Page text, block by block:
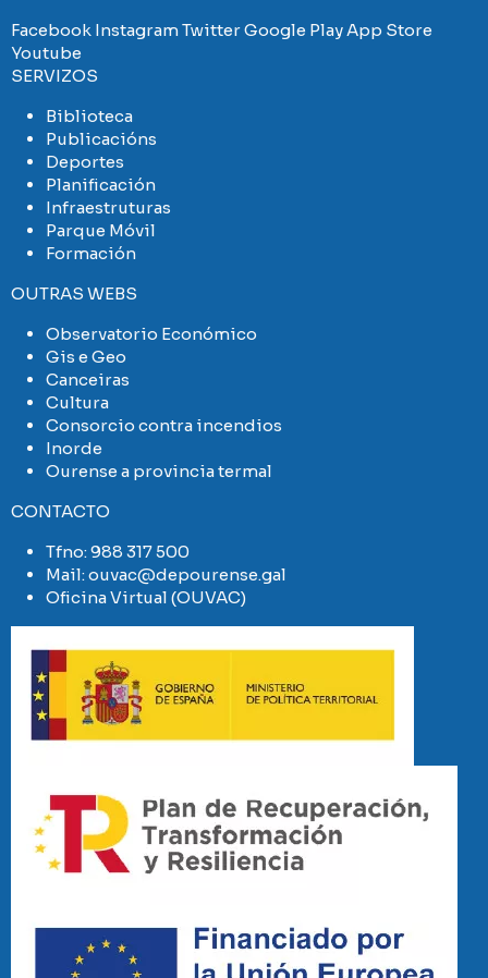
Facebook InstagramTwitterGoogle PlayApp Store
Youtube
SERVIZOS
Biblioteca
Publicacións
Deportes
Planificación
Infraestruturas
Parque Móvil
Formación
OUTRAS WEBS
Observatorio Económico
Gis e Geo
Canceiras
Cultura
Consorcio contra incendios
Inorde
Ourense a provincia termal
CONTACTO
Tfno:988 317 500
Mail:ouvac@depourense.gal
Oficina Virtual (OUVAC)